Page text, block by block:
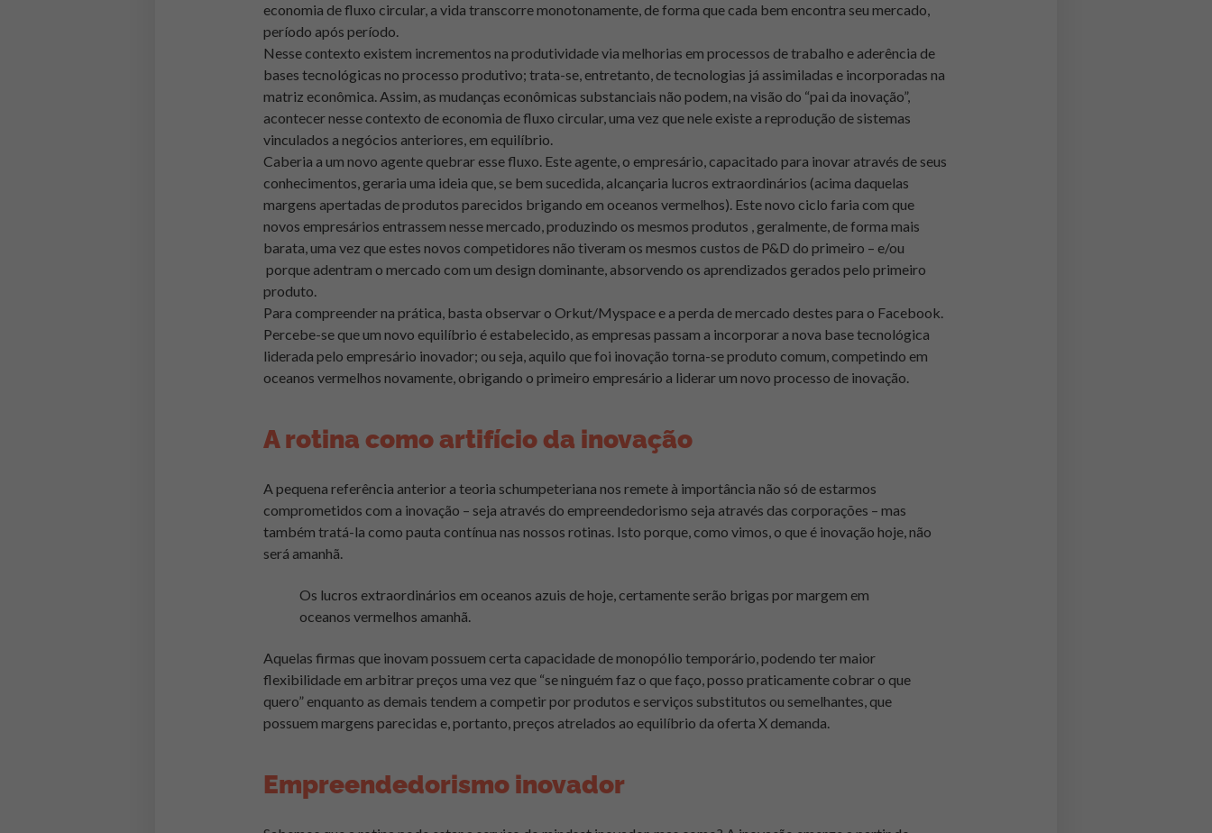
economia de fluxo circular, a vida transcorre monotonamente, de forma que cada bem encontra seu mercado,
período após período.
Nesse contexto existem incrementos na produtividade via melhorias em processos de trabalho e aderência de
bases tecnológicas no processo produtivo; trata-se, entretanto, de tecnologias já assimiladas e incorporadas na
matriz econômica. Assim, as mudanças econômicas substanciais não podem, na visão do “pai da inovação”,
acontecer nesse contexto de economia de fluxo circular, uma vez que nele existe a reprodução de sistemas
vinculados a negócios anteriores, em equilíbrio.
Caberia a um novo agente quebrar esse fluxo. Este agente, o empresário, capacitado para inovar através de seus
conhecimentos, geraria uma ideia que, se bem sucedida, alcançaria lucros extraordinários (acima daquelas
margens apertadas de produtos parecidos brigando em oceanos vermelhos). Este novo ciclo faria com que
novos empresários entrassem nesse mercado, produzindo os mesmos produtos , geralmente, de forma mais
barata, uma vez que estes novos competidores não tiveram os mesmos custos de P&D do primeiro – e/ou
porque adentram o mercado com um design dominante, absorvendo os aprendizados gerados pelo primeiro
produto.
Para compreender na prática, basta observar o Orkut/Myspace e a perda de mercado destes para o Facebook.
Percebe-se que um novo equilíbrio é estabelecido, as empresas passam a incorporar a nova base tecnológica
liderada pelo empresário inovador; ou seja, aquilo que foi inovação torna-se produto comum, competindo em
oceanos vermelhos novamente, obrigando o primeiro empresário a liderar um novo processo de inovação.
A rotina como artifício da inovação
A pequena referência anterior a teoria schumpeteriana nos remete à importância não só de estarmos
comprometidos com a inovação – seja através do empreendedorismo seja através das corporações – mas
também tratá-la como pauta contínua nas nossos rotinas. Isto porque, como vimos, o que é inovação hoje, não
será amanhã.
Os lucros extraordinários em oceanos azuis de hoje, certamente serão brigas por margem em
oceanos vermelhos amanhã.
Aquelas firmas que inovam possuem certa capacidade de monopólio temporário, podendo ter maior
flexibilidade em arbitrar preços uma vez que “se ninguém faz o que faço, posso praticamente cobrar o que
quero” enquanto as demais tendem a competir por produtos e serviços substitutos ou semelhantes, que
possuem margens parecidas e, portanto, preços atrelados ao equilíbrio da oferta X demanda.
Empreendedorismo inovador